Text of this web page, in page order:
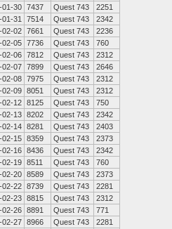
01-30 7437 Quest 743
2251
31
7514 Quest 743
2342
02-02 7661 Quest 743
2236
02-05 7736 Quest 743
760
02-06 7812 Quest 743
2312
02-07 7899 Quest 743
2646
02-08 7975 Quest 743
2312
02-09 8051 Quest 743
2312
02-12 8125 Quest 743
750
02-13 8202 Quest 743
2342
02-14 8281 Quest 743
2403
02-15 8359 Quest 743
2373
02-16 8436 Quest 743
2342
02-19 8511 Quest 743
760
02-20 8589 Quest 743
2373
02-22 8739 Quest 743
2281
02-23 8815 Quest 743
2312
02-26 8891 Quest 743
771
02-27 8966 Quest 743
2281